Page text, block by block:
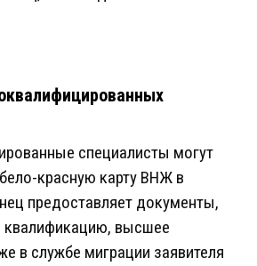
специалисты могут
красную карту ВНЖ в
предоставляет документы,
высшее
в службе миграции заявителя